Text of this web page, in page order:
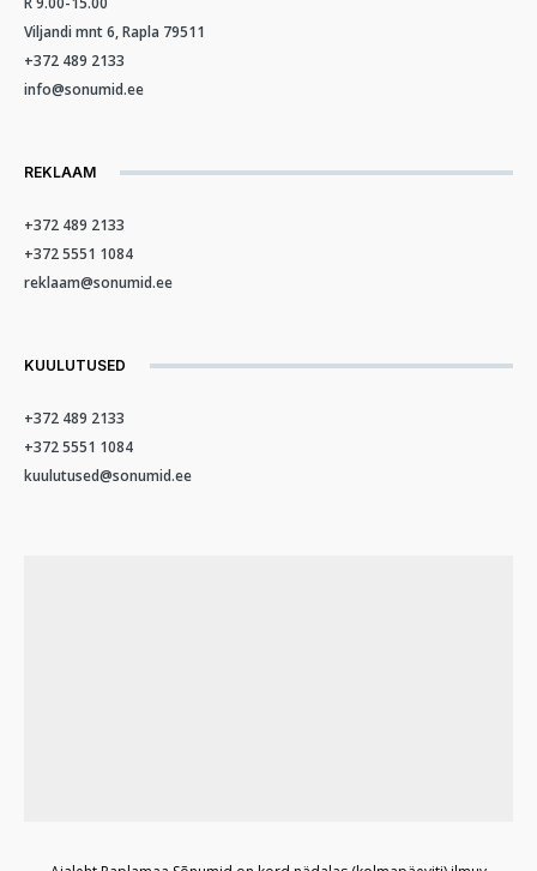
Viljandi mnt 6, Rapla 79511
+372 489 2133
info@sonumid.ee
REKLAAM
+372 489 2133
+372 5551 1084
reklaam@sonumid.ee
KUULUTUSED
+372 489 2133
+372 5551 1084
kuulutused@sonumid.ee